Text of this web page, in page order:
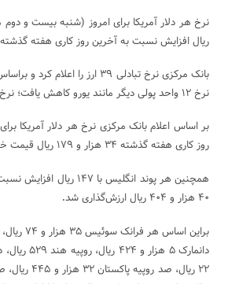
ریال افزایش نسبت به آخرین روز کاری هفته گذشته ۳۴ هزار و ۱۷۹ ریال قیمت خورد.
نرخ ۱۲ واحد پولی دیگر مانند یورو کاهش یافت؛ نرخ افغانی افغانستان نیز ثابت ماند.
روز کاری هفته گذشته ۳۴ هزار و ۱۷۹ ریال قیمت خورد
۴۰ هزار و ۴۰۴ ریال ارزش‌گذاری شد
.